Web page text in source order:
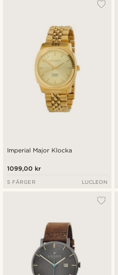
Imperial Major Klocka
1099,00 kr
5 FÄRGER LUCLEON